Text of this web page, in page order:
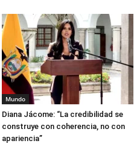
Mundo
Diana Jácome: “La credibilidad se
construye con coherencia, no con
apariencia”